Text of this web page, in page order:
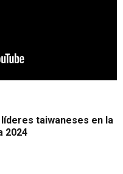
taiwaneses en la
2024